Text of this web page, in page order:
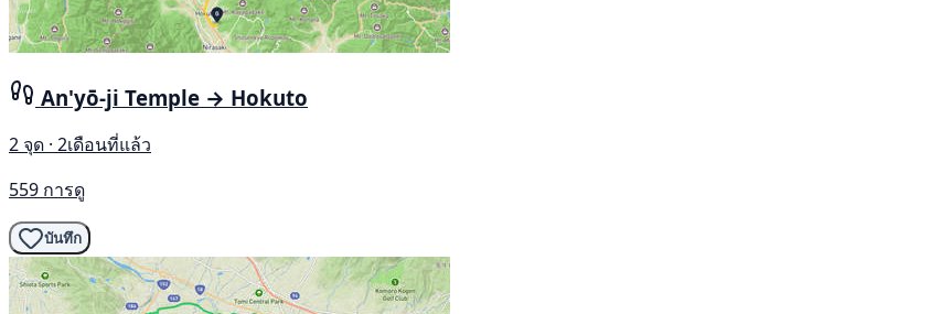
An'yō-ji Temple → Hokuto
2 จุด · 2เดือนที่แล้ว
559 การดู
บันทึก